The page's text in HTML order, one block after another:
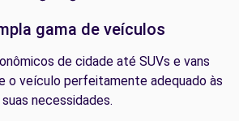
gama de veículos
de cidade até SUVs e vans
o veículo perfeitamente adequado às
suas necessidades.